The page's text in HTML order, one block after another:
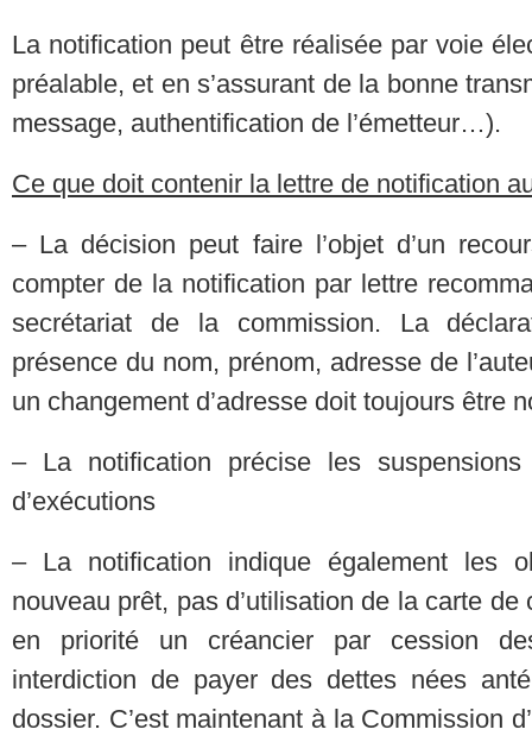
La notification peut être réalisée par voie
préalable, et en s’assurant de la bonne
message, authentification de l’émetteur…).
Ce que doit contenir la lettre de notification
– La décision peut faire l’objet d’un
compter de la notification par lettre
secrétariat de la commission. La
présence du nom, prénom, adresse de
un changement d’adresse doit toujours être
– La notification précise les suspensions
d’exécutions
– La notification indique également les
nouveau prêt, pas d’utilisation de la carte
en priorité un créancier par cession
interdiction de payer des dettes nées
dossier. C’est maintenant à la Commission